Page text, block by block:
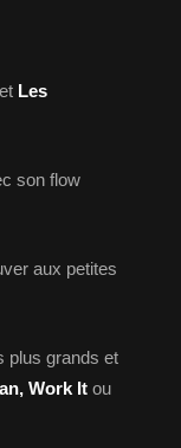
et Les
son flow
aux petites
plus grands et
Work It ou